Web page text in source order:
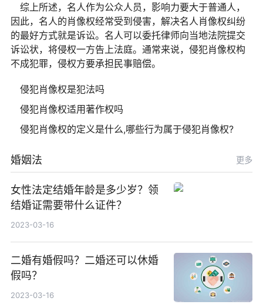
综上所述，名人作为公众人员，影响力要大于普通人，
因此，名人的肖像权经常受到侵害，解决名人肖像权纠纷
的最好方式就是诉讼。名人可以委托律师向当地法院提交
诉讼状，将侵权一方告上法庭。通常来说，侵犯肖像权构
不成犯罪，侵权方要承担民事赔偿。
侵犯肖像权是犯法吗
侵犯肖像权适用著作权吗
侵犯肖像权的定义是什么,哪些行为属于侵犯肖像权?
婚姻法 更多
女性法定结婚年龄是多少岁？领
结婚证需要带什么证件？
2023-03-16
二婚有婚假吗？二婚还可以休婚
假吗？
2023-03-16